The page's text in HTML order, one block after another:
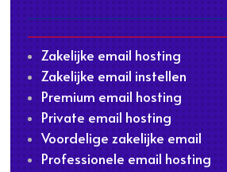
Zakelijke email hosting
Zakelijke email instellen
Premium email hosting
Private email hosting
Voordelige zakelijke email
Professionele email hosting